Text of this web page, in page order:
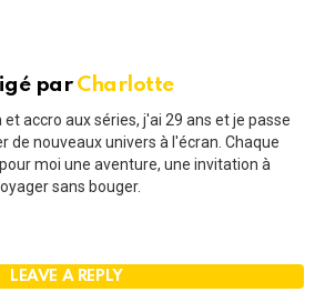
par Charlotte
accro aux séries, j'ai 29 ans et je passe
de nouveaux univers à l'écran. Chaque
moi une aventure, une invitation à
sans bouger.
LEAVE A REPLY